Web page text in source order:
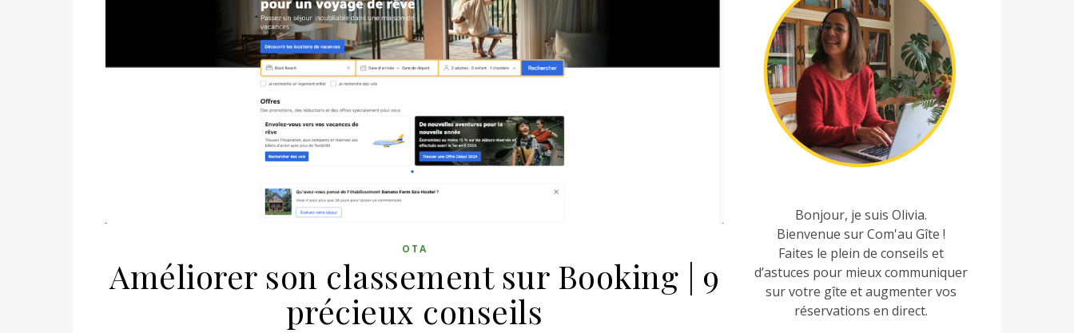
OTA
Améliorer son classement sur Booking | 9
précieux conseils
Bonjour, je suis Olivia.
Bienvenue sur Com'au Gîte !
Faites le plein de conseils et
d’astuces pour mieux communiquer
sur votre gîte et augmenter vos
réservations en direct.